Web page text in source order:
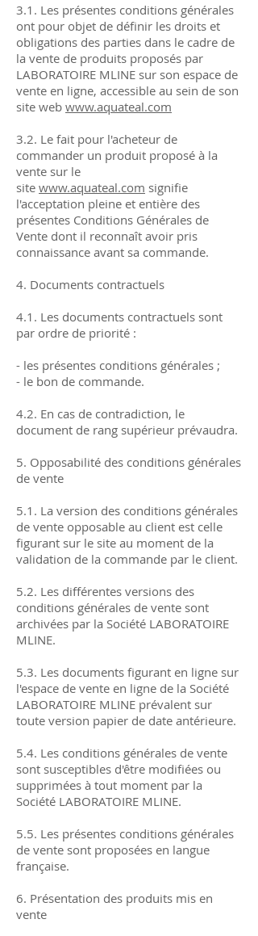
3.1. Les présentes conditions générales
ont pour objet de définir les droits et
obligations des parties dans le cadre de
la vente de produits proposés par
LABORATOIRE MLINE sur son espace de
vente en ligne, accessible au sein de son
site web www.aquateal.com
3.2. Le fait pour l'acheteur de
commander un produit proposé à la
vente sur le
site www.aquateal.com signifie
l'acceptation pleine et entière des
présentes Conditions Générales de
Vente dont il reconnaît avoir pris
connaissance avant sa commande.
4. Documents contractuels
4.1. Les documents contractuels sont
par ordre de priorité :
- les présentes conditions générales ;
- le bon de commande.
4.2. En cas de contradiction, le
document de rang supérieur prévaudra.
5. Opposabilité des conditions générales
de vente
5.1. La version des conditions générales
de vente opposable au client est celle
figurant sur le site au moment de la
validation de la commande par le client.
5.2. Les différentes versions des
conditions générales de vente sont
archivées par la Société LABORATOIRE
MLINE.
5.3. Les documents figurant en ligne sur
l'espace de vente en ligne de la Société
LABORATOIRE MLINE prévalent sur
toute version papier de date antérieure.
5.4. Les conditions générales de vente
sont susceptibles d'être modifiées ou
supprimées à tout moment par la
Société LABORATOIRE MLINE.
5.5. Les présentes conditions générales
de vente sont proposées en langue
française.
6. Présentation des produits mis en
vente